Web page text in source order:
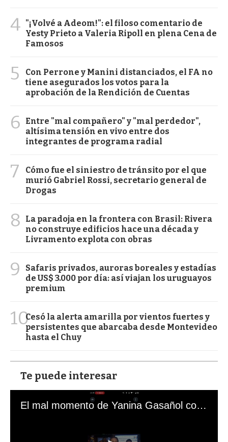
4 "¡Volvé a Adeom!": el filoso comentario de
Yesty Prieto a Valeria Ripoll en plena Cena de
Famosos
5
Con Perrone y Manini distanciados, el FA no
tiene asegurados los votos para la
aprobación de la Rendición de Cuentas
6
Entre "mal compañero" y "mal perdedor",
altísima tensión en vivo entre dos
integrantes de programa radial
7
Cómo fue el siniestro de tránsito por el que
murió Gabriel Rossi, secretario general de
Drogas
8
La paradoja en la frontera con Brasil: Rivera
no construye edificios hace una década y
Livramento explota con obras
9
Safaris privados, auroras boreales y estadías
de US$ 3.000 por día: así viajan los uruguayos
premium
10Cesó la alerta amarilla por vientos fuertes y
persistentes que abarcaba desde Montevideo
hasta el Chuy
Te puede interesar
El mal momento de Yanina Gasañol con un hincha argentino en "Subrayado"